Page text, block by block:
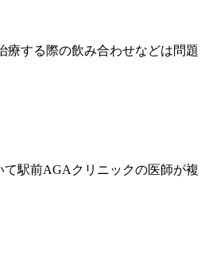
する際の飲み合わせなどは問題
駅前AGAクリニックの医師が複